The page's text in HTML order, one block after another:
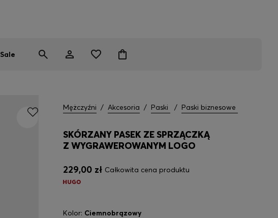
Sale
Mężczyźni / Akcesoria / Paski / Paski biznesowe
SKÓRZANY PASEK ZE SPRZĄCZKĄ
Z WYGRAWEROWANYM LOGO
229,00 zł Całkowita cena produktu
Kolor: Ciemnobrązowy